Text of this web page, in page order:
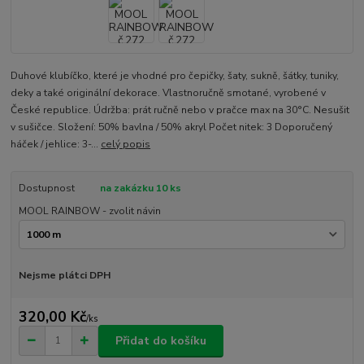
Duhové klubíčko, které je vhodné pro čepičky, šaty, sukně, šátky, tuniky,
deky a také originální dekorace. Vlastnoručně smotané, vyrobené v
České republice. Údržba: prát ručně nebo v pračce max na 30°C. Nesušit
v sušičce. Složení: 50% bavlna / 50% akryl Počet nitek: 3 Doporučený
háček / jehlice: 3-... celý popis
Dostupnost
na zakázku 10 ks
MOOL RAINBOW - zvolit návin
Nejsme plátci DPH
320,00 Kč/ks
Přidat do košíku